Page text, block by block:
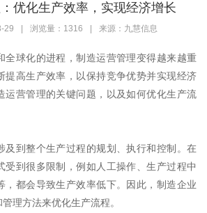
优化生产效率，实现经济增长
29 浏览量：1316 来源：九慧信息
全球化的进程，制造运营管理变得越来越重
提高生产效率，以保持竞争优势并实现经济
运营管理的关键问题，以及如何优化生产流
及到整个生产过程的规划、执行和控制。在
受到很多限制，例如人工操作、生产过程中
，都会导致生产效率低下。因此，制造企业
理方法来优化生产流程。